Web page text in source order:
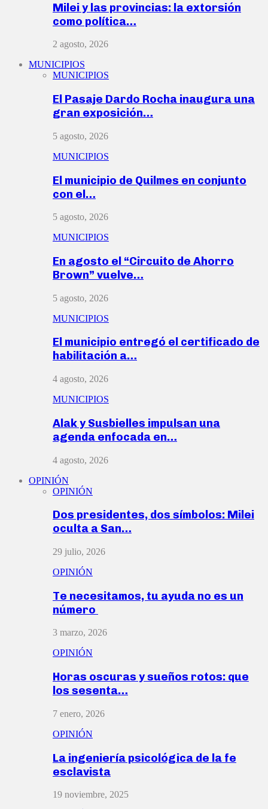
Milei y las provincias: la extorsión
como política…
2 agosto, 2026
MUNICIPIOS
MUNICIPIOS
El Pasaje Dardo Rocha inaugura una
gran exposición…
5 agosto, 2026
MUNICIPIOS
El municipio de Quilmes en conjunto
con el…
5 agosto, 2026
MUNICIPIOS
En agosto el “Circuito de Ahorro
Brown” vuelve…
5 agosto, 2026
MUNICIPIOS
El municipio entregó el certificado de
habilitación a…
4 agosto, 2026
MUNICIPIOS
Alak y Susbielles impulsan una
agenda enfocada en…
4 agosto, 2026
OPINIÓN
OPINIÓN
Dos presidentes, dos símbolos: Milei
oculta a San…
29 julio, 2026
OPINIÓN
Te necesitamos, tu ayuda no es un
número
3 marzo, 2026
OPINIÓN
Horas oscuras y sueños rotos: que
los sesenta…
7 enero, 2026
OPINIÓN
La ingeniería psicológica de la fe
esclavista
19 noviembre, 2025